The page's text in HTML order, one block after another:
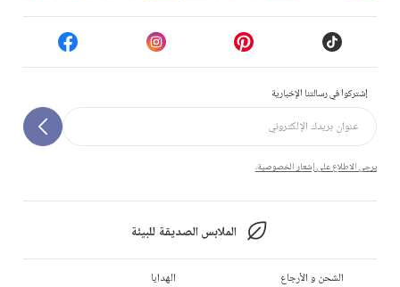
إشتركوا في رسالتنا الإخبارية
يرجى الاطلاع على إشعار الخصوصية.
الملابس الصديقة للبيئة
الشحن و الأرجاع
الهدايا